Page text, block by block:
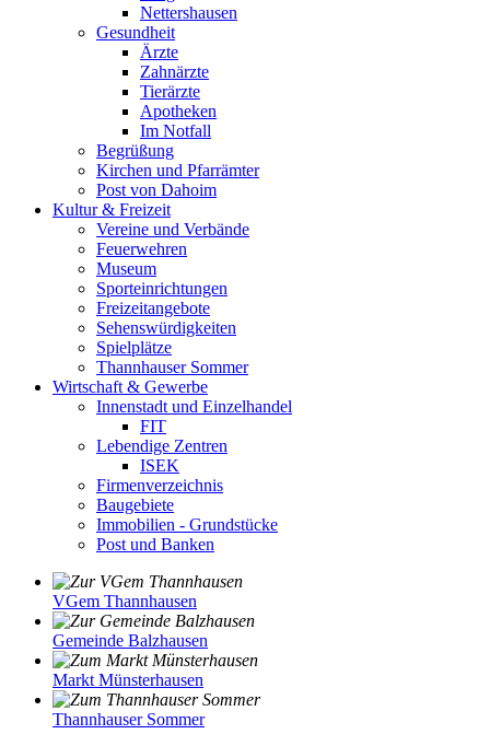
Nettershausen
Gesundheit
Ärzte
Zahnärzte
Tierärzte
Apotheken
Im Notfall
Begrüßung
Kirchen und Pfarrämter
Post von Dahoim
Kultur & Freizeit
Vereine und Verbände
Feuerwehren
Museum
Sporteinrichtungen
Freizeitangebote
Sehenswürdigkeiten
Spielplätze
Thannhauser Sommer
Wirtschaft & Gewerbe
Innenstadt und Einzelhandel
FIT
Lebendige Zentren
ISEK
Firmenverzeichnis
Baugebiete
Immobilien - Grundstücke
Post und Banken
VGem Thannhausen
Gemeinde Balzhausen
Markt Münsterhausen
Thannhauser Sommer